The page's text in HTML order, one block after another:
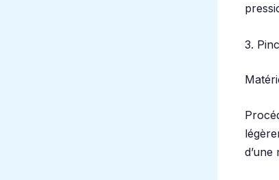
3.
d’une